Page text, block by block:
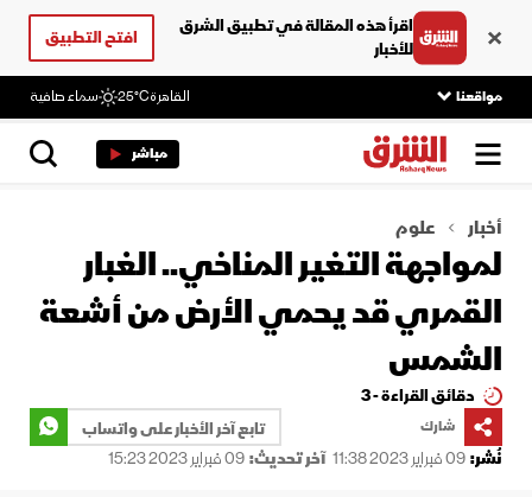
اقرأ هذه المقالة في تطبيق الشرق
للأخبار
افتح التطبيق
مواقعنا القاهرة25°C سماء صافية
مباشر
أخبار علوم
لمواجهة التغير المناخي.. الغبار
القمري قد يحمي الأرض من أشعة
الشمس
دقائق القراءة - 3
شارك
تابع آخر الأخبار على واتساب
نُشر:09 فبراير 2023 11:38 آخر تحديث:09 فبراير 2023 15:23